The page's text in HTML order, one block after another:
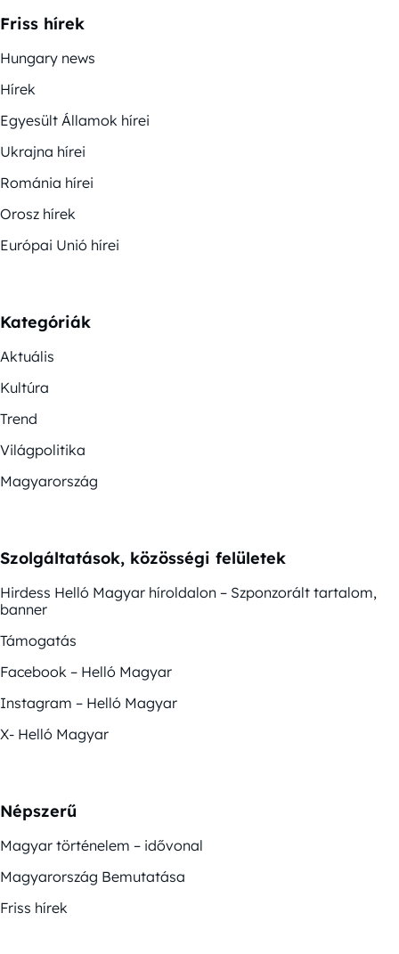
Friss hírek
Hungary news
Hírek
Egyesült Államok hírei
Ukrajna hírei
Románia hírei
Orosz hírek
Európai Unió hírei
Kategóriák
Aktuális
Kultúra
Trend
Világpolitika
Magyarország
Szolgáltatások, közösségi felületek
Hirdess Helló Magyar híroldalon – Szponzorált tartalom,
banner
Támogatás
Facebook – Helló Magyar
Instagram – Helló Magyar
X- Helló Magyar
Népszerű
Magyar történelem – idővonal
Magyarország Bemutatása
Friss hírek